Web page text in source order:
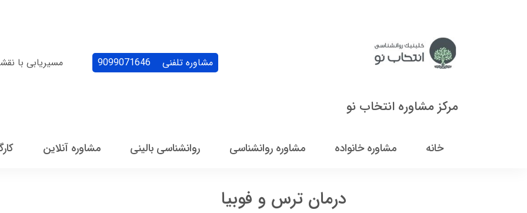
مرکز مشاوره انتخاب نو
مشاوره تلفنی 9099071646 مسیریابی با
خانه مشاوره خانواده مشاوره روانشناسی روانشناسی بالینی مشاوره آنلاین
درمان ترس و فوبیا